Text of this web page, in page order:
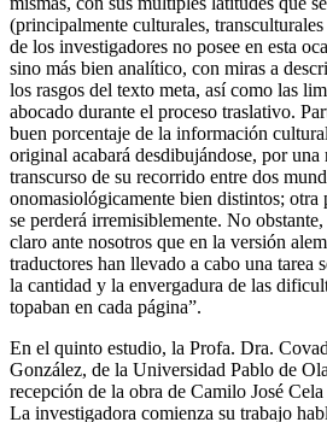
(principalmente culturales,
de los investigadores no posee en esta
sino más bien analítico, con miras a
los rasgos del texto meta, así como las
abocado durante el proceso traslativo.
buen porcentaje de la información
original acabará desdibujándose, por una
transcurso de su recorrido entre dos
onomasiológicamente bien distintos;
se perderá irremisiblemente. No
claro ante nosotros que en la versión
traductores han llevado a cabo una tarea
la cantidad y la envergadura de las
topaban en cada página”.
En el quinto estudio, la Profa. Dra.
González, de la Universidad Pablo de
recepción de la obra de Camilo José
La investigadora comienza su trabajo